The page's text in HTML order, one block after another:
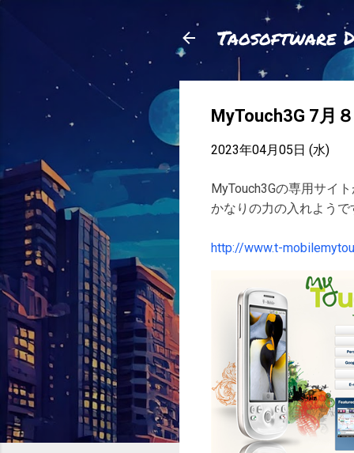
Taosoftware
MyTouch3G 7月
2023年04月05日 (水)
MyTouch3Gの専用サイ
かなりの力の入れようで
http://www.t-